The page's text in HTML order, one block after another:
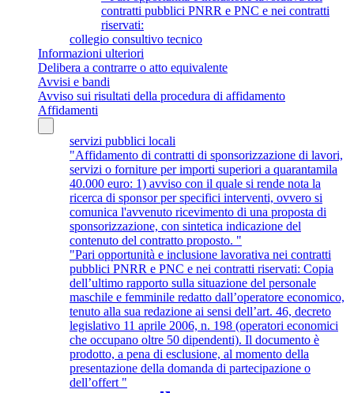
contratti pubblici PNRR e PNC e nei contratti
riservati:
collegio consultivo tecnico
Informazioni ulteriori
Delibera a contrarre o atto equivalente
Avvisi e bandi
Avviso sui risultati della procedura di affidamento
Affidamenti
servizi pubblici locali
"Affidamento di contratti di sponsorizzazione di lavori,
servizi o forniture per importi superiori a quarantamila
40.000 euro: 1) avviso con il quale si rende nota la
ricerca di sponsor per specifici interventi, ovvero si
comunica l'avvenuto ricevimento di una proposta di
sponsorizzazione, con sintetica indicazione del
contenuto del contratto proposto. "
"Pari opportunità e inclusione lavorativa nei contratti
pubblici PNRR e PNC e nei contratti riservati: Copia
dell’ultimo rapporto sulla situazione del personale
maschile e femminile redatto dall’operatore economico,
tenuto alla sua redazione ai sensi dell’art. 46, decreto
legislativo 11 aprile 2006, n. 198 (operatori economici
che occupano oltre 50 dipendenti). Il documento è
prodotto, a pena di esclusione, al momento della
presentazione della domanda di partecipazione o
dell’offert "